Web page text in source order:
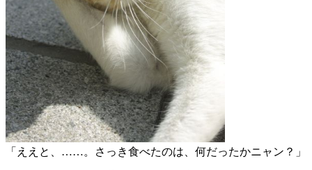
「ええと、……。さっき食べたのは、何だったかニャン？」